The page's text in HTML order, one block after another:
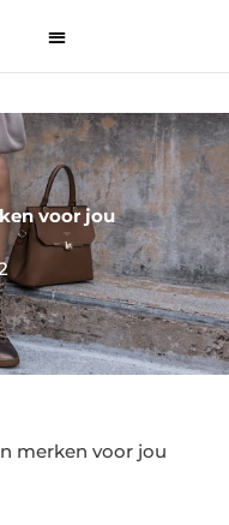
voor jou
merken voor jou